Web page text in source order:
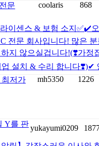
문
coolaris 868
이센스 & 보험 소지✅✔️
전문 회사입니다! 많은 분
지 않으실겁니다!(❣️가정
설치 & 수리 합니다❣️)✔
최저가
mh5350 1226
Y를 판yukayumi0209